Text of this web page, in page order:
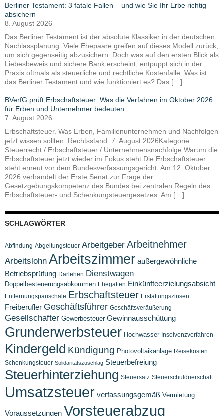
Berliner Testament: 3 fatale Fallen – und wie Sie Ihr Erbe richtig
absichern
8. August 2026
Das Berliner Testament ist der absolute Klassiker in der deutschen
Nachlassplanung. Viele Ehepaare greifen auf dieses Modell zurück,
um sich gegenseitig abzusichern. Doch was auf den ersten Blick als
Liebesbeweis und sichere Bank erscheint, entpuppt sich in der
Praxis oftmals als steuerliche und rechtliche Kostenfalle. Was ist
das Berliner Testament und wie funktioniert es? Das […]
BVerfG prüft Erbschaftsteuer: Was die Verfahren im Oktober 2026
für Erben und Unternehmer bedeuten
7. August 2026
Erbschaftsteuer. Was Erben, Familienunternehmen und Nachfolgen
jetzt wissen sollten. Rechtsstand: 7. August 2026Kategorie:
Steuerrecht / Erbschaftsteuer / Unternehmensnachfolge Warum die
Erbschaftsteuer jetzt wieder im Fokus steht Die Erbschaftsteuer
steht erneut vor dem Bundesverfassungsgericht. Am 12. Oktober
2026 verhandelt der Erste Senat zur Frage der
Gesetzgebungskompetenz des Bundes bei zentralen Regeln des
Erbschaftsteuer- und Schenkungsteuergesetzes. Am […]
SCHLAGWÖRTER
Abfindung Abgeltungsteuer Arbeitgeber Arbeitnehmer
Arbeitslohn Arbeitszimmer außergewöhnliche
Betriebsprüfung Darlehen Dienstwagen
Doppelbesteuerungsabkommen Ehegatten Einkünfteerzielungsabsicht
Entfernungspauschale Erbschaftsteuer Erstattungszinsen
Freiberufler Geschäftsführer Geschäftsveräußerung
Gesellschafter Gewerbesteuer Gewinnausschüttung
Grunderwerbsteuer Hochwasser Insolvenzverfahren
Kindergeld Kündigung Photovoltaikanlage Reisekosten
Schenkungsteuer Solidaritätszuschlag Steuerbefreiung
Steuerhinterziehung Steuersatz Steuerschuldnerschaft
Umsatzsteuer verfassungsgemäß Vermietung
Voraussetzungen Vorsteuerabzug